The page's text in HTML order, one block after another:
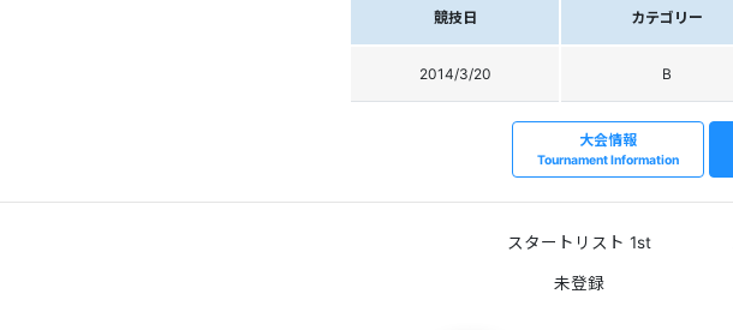
競技日 カテゴリー
2014/3/20 B
大会情報
Tournament Information
スタートリスト 1st